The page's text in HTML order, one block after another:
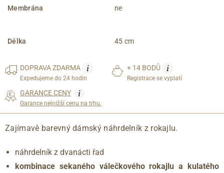
Membrána ne
Délka 45 cm
DOPRAVAZDARMA i
Expedujeme do 24 hodin
+ 14 BODŮ i
Registrace se vyplatí
GARANCE CENY i
Garance nejnižší cenu na trhu.
Zajímavě barevný dámský náhrdelník z rokajlu.
náhrdelník z dvanácti řad
kombinace sekaného válečkového rokajlu a kulatého